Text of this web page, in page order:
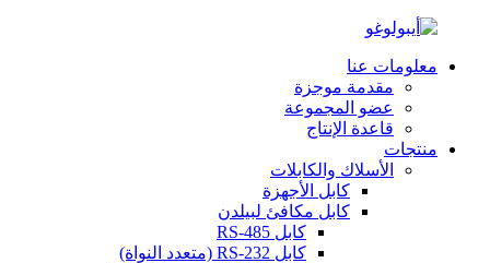
معلومات عنا
مقدمة موجزة
عضو المجموعة
قاعدة الإنتاج
منتجات
الأسلاك والكابلات
كابل الأجهزة
كابل مكافئ لبيلدن
كابل RS-485
كابل RS-232 (متعدد النواة)